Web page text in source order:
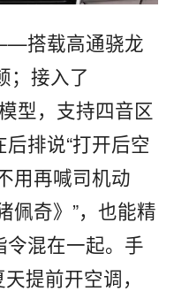
搭载高通骁龙
；接入了
型，支持四音区
后排说“打开后空
用再喊司机动
佩奇》 ”，也能精
混在一起。手
提前开空调，